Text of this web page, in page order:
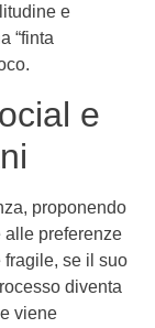
e
“finta
e
proponendo
alle preferenze
fragile, se il suo
diventa
viene